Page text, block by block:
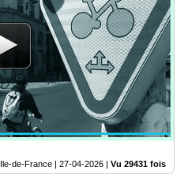
Ile-de-France | 27-04-2026 | Vu 29431 fois